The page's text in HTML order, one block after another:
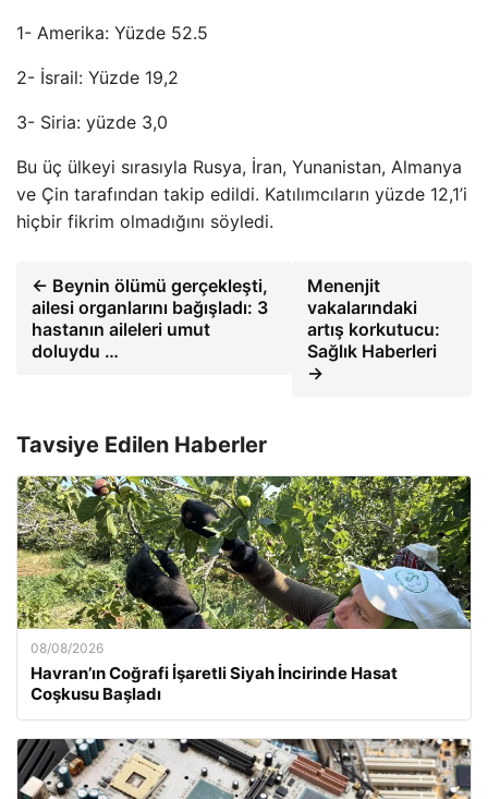
1- Amerika: Yüzde 52.5
2- İsrail: Yüzde 19,2
3- Siria: yüzde 3,0
Bu üç ülkeyi sırasıyla Rusya, İran, Yunanistan, Almanya
ve Çin tarafından takip edildi. Katılımcıların yüzde 12,1’i
hiçbir fikrim olmadığını söyledi.
← Beynin ölümü gerçekleşti,
ailesi organlarını bağışladı: 3
hastanın aileleri umut
doluydu …
Menenjit
vakalarındaki
artış korkutucu:
Sağlık Haberleri
→
Tavsiye Edilen Haberler
08/08/2026
Havran’ın Coğrafi İşaretli Siyah İncirinde Hasat
Coşkusu Başladı